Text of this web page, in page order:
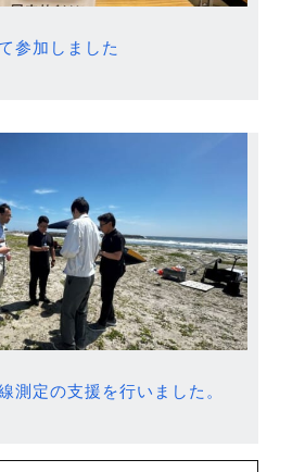
参加しました
測定の支援を行いました。